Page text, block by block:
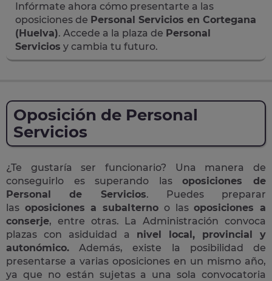
Infórmate ahora cómo presentarte a las
oposiciones de Personal Servicios en Cortegana
(Huelva). Accede a la plaza de Personal
Servicios y cambia tu futuro.
Oposición de Personal
Servicios
¿Te gustaría ser funcionario? Una manera de
conseguirlo es superando lasoposiciones de
Personal de Servicios. Puedes preparar
las oposiciones a subalterno o lasoposiciones a
conserje, entre otras. La Administración convoca
plazas con asiduidad a nivel local, provincial y
autonómico. Además, existe la posibilidad de
presentarse a varias oposiciones en un mismo año,
ya que no están sujetas a una sola convocatoria